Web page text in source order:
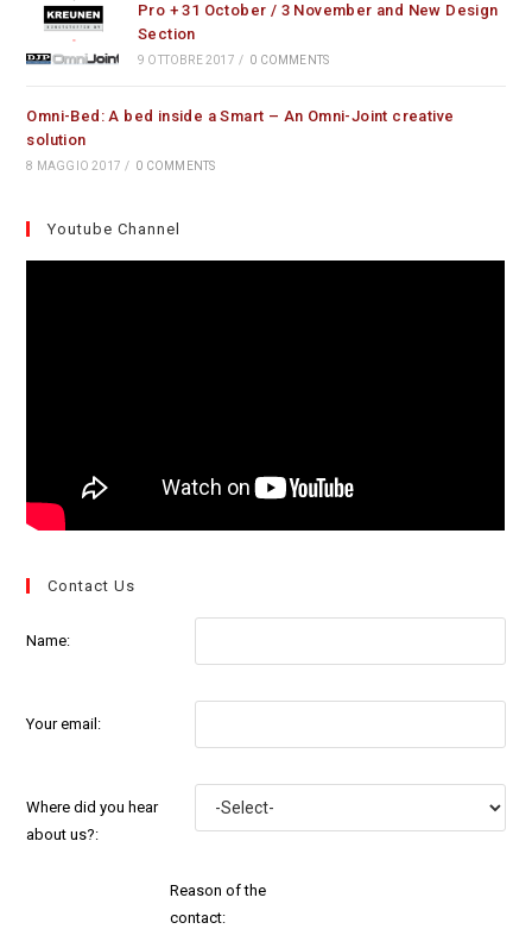
Pro + 31 October / 3 November and New Design
Section
9 OTTOBRE 2017 / 0 COMMENTS
Omni-Bed: A bed inside a Smart – An Omni-Joint creative
solution
8 MAGGIO 2017 / 0 COMMENTS
Youtube Channel
Contact Us
Name:
Your email:
Where did you hear
about us?:
Reason of the
contact: